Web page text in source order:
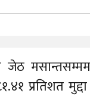
मसान्तसम्ममा
प्रतिशत